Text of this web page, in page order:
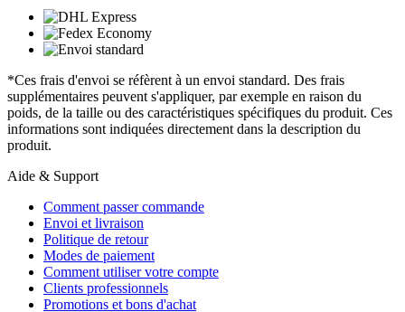
*Ces frais d'envoi se réfèrent à un envoi standard. Des frais
supplémentaires peuvent s'appliquer, par exemple en raison du
poids, de la taille ou des caractéristiques spécifiques du produit. Ces
informations sont indiquées directement dans la description du
produit.
Aide & Support
Comment passer commande
Envoi et livraison
Politique de retour
Modes de paiement
Comment utiliser votre compte
Clients professionnels
Promotions et bons d'achat